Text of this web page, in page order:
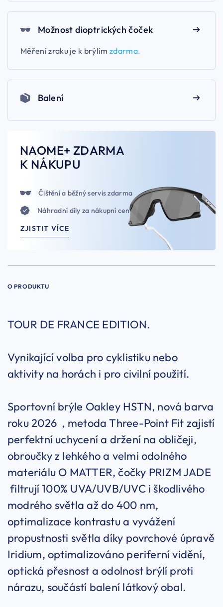
Možnost dioptrických čoček
Měření zraku je k brýlím zdarma.
Balení
NAOME+ ZDARMA
K NÁKUPU
Čištění a běžný servis zdarma
Náhradní díly za nákupní ceny
ZJISTIT VÍCE
O PRODUKTU
TOUR DE FRANCE EDITION.
Vynikající volba pro cyklistiku nebo
aktivity na horách i pro civilní použití.
Sportovní brýle Oakley HSTN, nová barva
roku 2026 , metoda Three-Point Fit zajistí
perfektní uchycení a držení na obličeji,
obroučky z lehkého a velmi odolného
materiálu O MATTER, čočky PRIZM JADE
filtrují 100% UVA/UVB/UVC i škodlivého
modrého světla až do 400 nm,
optimalizace kontrastu a vyvážení
propustnosti světla díky povrchové úpravě
Iridium, optimalizováno periferní vidění,
optická přesnost a odolnost brýlí proti
nárazu, součástí balení látkový obal.